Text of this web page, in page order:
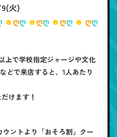
火)
☻ღღ ☻ღღ ☻ღღ ☻ ღღ
上で学校指定ジャージや文化
どで来店すると、1人あたり
けます！
ントより「おそろ割」クー